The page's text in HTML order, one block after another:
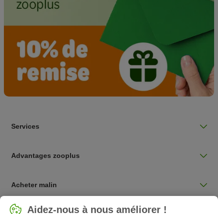
Services
Advantages zooplus
Acheter malin
Sélectionnez votre pays
Aidez-nous à nous améliorer !